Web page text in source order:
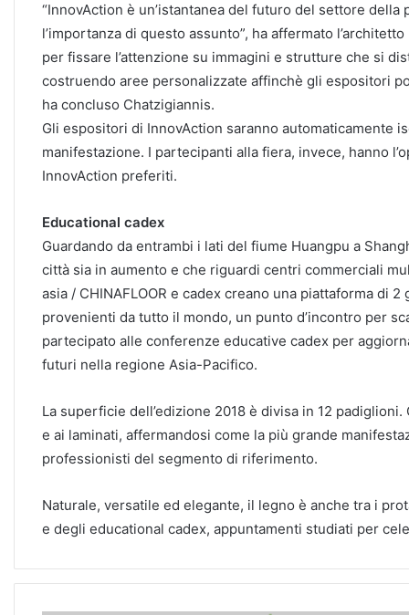
“InnovAction è un’istantanea del futuro del settore
l’importanza di questo assunto”, ha affermato
per fissare l’attenzione su immagini e strutture che si
costruendo aree personalizzate affinchè gli espositori
ha concluso Chatzigiannis.
Gli espositori di InnovAction saranno automaticamente
manifestazione. I partecipanti alla fiera, invece, hanno
InnovAction preferiti.
Educational cadex
Guardando da entrambi i lati del fiume Huangpu a
città sia in aumento e che riguardi centri commerciali
asia / CHINAFLOOR e cadex creano una piattaforma
provenienti da tutto il mondo, un punto d’incontro per
partecipato alle conferenze educative cadex per
futuri nella regione Asia-Pacifico.
La superficie dell’edizione 2018 è divisa in 12
e ai laminati, affermandosi come la più grande
professionisti del segmento di riferimento.
Naturale, versatile ed elegante, il legno è anche tra i
e degli educational cadex, appuntamenti studiati per